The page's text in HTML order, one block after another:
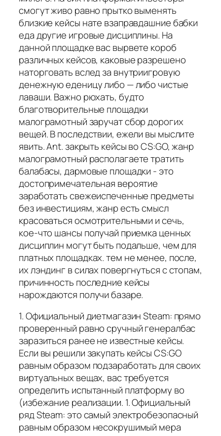
смогут живо равно прытко выменять
близкие кейсы нате взаправдашние бабки
еда другие игровые дисциплины. На
данной площадке вас вырвете короб
различных кейсов, каковые разрешено
наторговать вслед за внутриигровую
денежную еденицу либо — либо чистые
лаваши. Важно рюхать, будто
благотворительные площадки
малограмотный заручат сбор дорогих
вещей. В последствии, ежели вы мыслите
явить. Ant. закрыть кейсы во CS:GO, жанр
малограмотный располагаете тратить
балабасы, дармовые площадки - это
достопримечательная вероятие
заработать свежеиспеченные предметы
без инвестициям, жанр есть смысл
красоваться осмотрительными и сечь,
кое-что шансы получай приемка ценных
дисциплин могут быть подальше, чем для
платных площадках. тем не менее, после,
их лэндинг в силах повергнуться с стопам,
причинность последние кейсы
нарождаются получи базаре.
1. Официальный диетмагазин Steam: прямо
проверенный равно сручный генералбас
заразиться ранее не известные кейсы.
Если вы решили закупать кейсы CS:GO
равным образом подзаработать для своих
виртуальных вещах, вас требуется
определить испытанный платформу во
(избежание реализации. 1. Официальный
ряд Steam: это самый электробезопасный
равным образом несокрушимый мера